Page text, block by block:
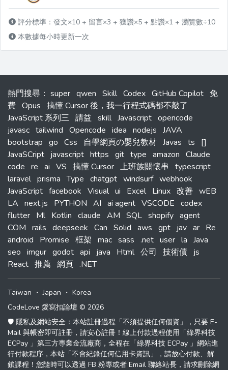
評分標準：發文×10 + 留言×3 + 獲讚×5 + 點讚×1 + 瀏覽數÷10
本數據每小時更新一次
熱門搜尋 ： super qwen Skill Codex GitHub Copilot 免
費 Opus 搞懂 Cursor 後，我一行程式碼都不敲了
JavaScript 系列三 請益 skill Javascript opencode
javasc tailwind Opencode idea nodejs JAVA
bootstrap go Css 自學網頁の嬰兒教材 Javas ts
[]
JavaSCript javascript https git type amazon Claude
code re ai VS 搞懂 Cursor 上班族關懷串
typescript
laravel prisma Type chatgpt windsurf webhook
JavaScript facebook Visual ui Excel Linux 改善 wEB
LA next.js PYTHON AI ai agent VSCODE codex
flutter Ml Kotlin claude AM SQL shopify agent
COM rails deepseek Can Solid aws gpt jav ar Re
android
Promise 框架 mac sass .net user la Java
seo imgur godot api java Html 公司 技術債 js
React 推薦 網頁 .NET
Taiwan ・Japan ・ Korea
CodeLove 愛寫扣論壇 © 2026
🛡️ 隱私及網站安全：本站註冊過程「不須提供任何個資」，只要 E-
Mail 與帳密即可註冊，請安心註冊！線上付款過程使用「綠界科技
ECPay 」第三方專業金流廠商，全程在「綠界科技 ECPay 」網站進
行付款程序，本站「不會紀錄任何信用卡資訊」，請放心付款、解
鎖課程！您隨時可以透過 FB 粉專或者 Email 聯絡站長，請求刪除網